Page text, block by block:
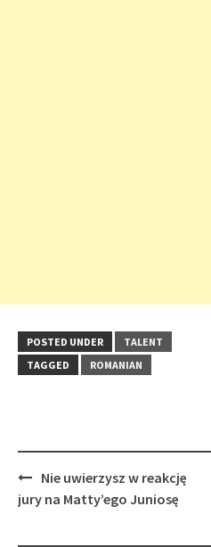
POSTED UNDER
TALENT
TAGGED
ROMANIAN
Post
navigation
Nie uwierzysz w reakcję
jury na Matty’ego Juniosę